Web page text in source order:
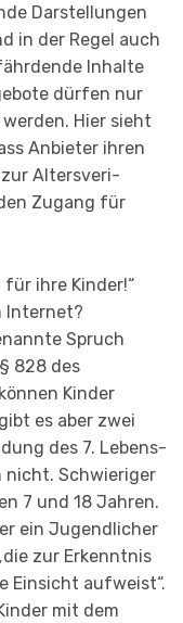
Dar­stel­lungen
in der Regel auch
Inhalte
dürfen nur
Hier sieht
Anbieter ihren
zur Alters­veri­
Zugang für
ihre Kinder!“
Internet?
Spruch
828 des
Kinder
es aber zwei
des 7. Le­bens­­
nicht. Schwieriger
7 und 18 Jahren.
ein Jugendlicher
zur Erkenntnis
Einsicht aufweist“.
mit dem